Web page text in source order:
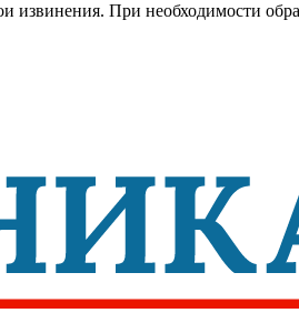
извинения. При необходимости